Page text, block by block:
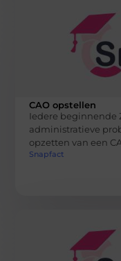
CAO opstellen
Iedere beginnende
administratieve
opzetten van een
Snapfact